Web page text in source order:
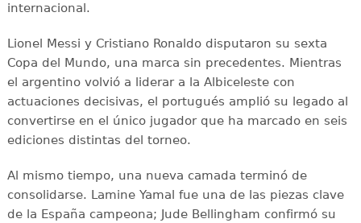
internacional.
Lionel Messi y Cristiano Ronaldo disputaron su sexta
Copa del Mundo, una marca sin precedentes. Mientras
el argentino volvió a liderar a la Albiceleste con
actuaciones decisivas, el portugués amplió su legado al
convertirse en el único jugador que ha marcado en seis
ediciones distintas del torneo.
Al mismo tiempo, una nueva camada terminó de
consolidarse. Lamine Yamal fue una de las piezas clave
de la España campeona; Jude Bellingham confirmó su